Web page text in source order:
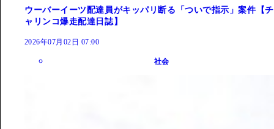
ウーバーイーツ配達員がキッパリ断る「ついで指示」案件【チ
ャリンコ爆走配達日誌】
2026年07月02日 07:00
社会